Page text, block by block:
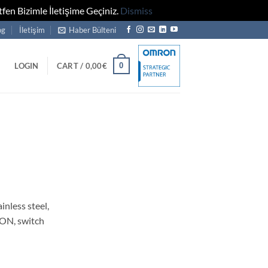
Bizimle İletişime Geçiniz. Dismiss
İletişim Haber Bülteni
LOGIN CART / 0,00€ 0
steel,
switch